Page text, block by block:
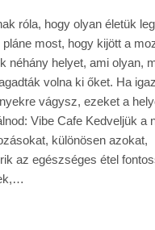
róla, hogy olyan életük
most, hogy kijött a
néhány helyet, ami olyan,
volna ki őket. Ha
vágysz, ezeket a
Vibe Cafe Kedveljük a
különösen azokat,
az egészséges étel